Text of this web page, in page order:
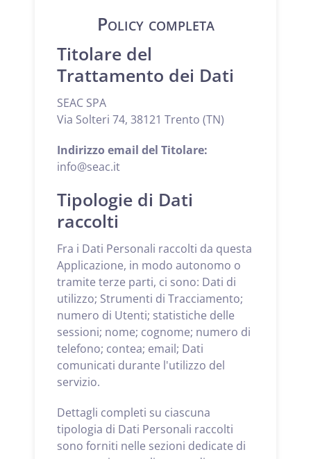
Policy completa
Titolare del
Trattamento dei Dati
SEAC SPA
Via Solteri 74, 38121 Trento (TN)
Indirizzo email del Titolare:
info@seac.it
Tipologie di Dati
raccolti
Fra i Dati Personali raccolti da questa
Applicazione, in modo autonomo o
tramite terze parti, ci sono: Dati di
utilizzo; Strumenti di Tracciamento;
numero di Utenti; statistiche delle
sessioni; nome; cognome; numero di
telefono; contea; email; Dati
comunicati durante l'utilizzo del
servizio.
Dettagli completi su ciascuna
tipologia di Dati Personali raccolti
sono forniti nelle sezioni dedicate di